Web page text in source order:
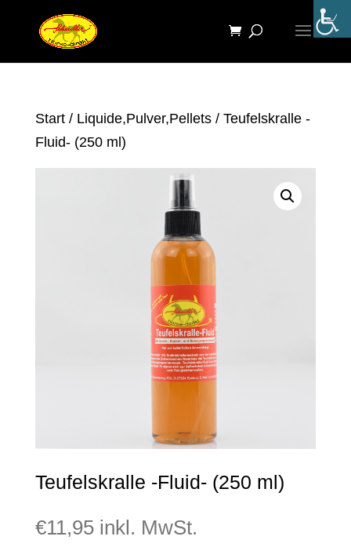
Start/ Liquide,Pulver,Pellets/ Teufelskralle -
Fluid- (250 ml)
Teufelskralle -Fluid- (250 ml)
€11,95 inkl. MwSt.